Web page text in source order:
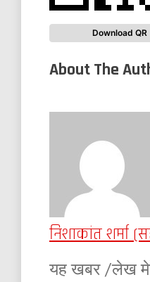
Download QR
About The
निशाकांत शर्मा
यह खबर /लेख मेरे